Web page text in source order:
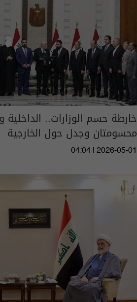
خارطة حسم الوزارات.. الداخلية
محسومتان وجدل حول الخارجية
04:04 | 2026-05-01